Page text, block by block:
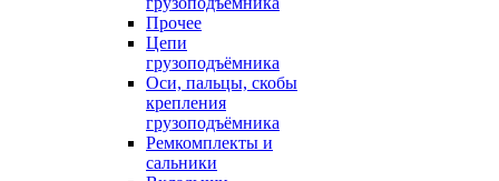
Прочее
Цепи
грузоподъёмника
Оси, пальцы, скобы
крепления
грузоподъёмника
Ремкомплекты и
сальники